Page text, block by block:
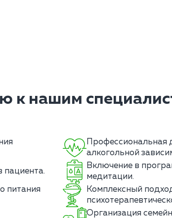
к нашим
Профессиональная
алкогольной
пациента.
Включение в
медитации.
питания
Комплексный
Организация